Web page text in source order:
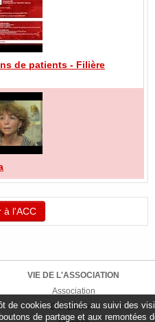
de patients - Filière
à l'ACC
VIE DE L'ASSOCIATION
Association
Composition
de cookies destinés au suivi des
de partage et aux remontées